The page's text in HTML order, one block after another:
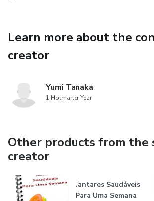
Learn more about the
creator
Yumi Tanaka
1 Hotmarter Year
Other products from the
creator
Jantares Saudáveis
Para Uma Semana